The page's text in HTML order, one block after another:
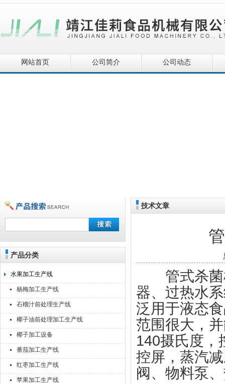
靖江佳莉食品机械有限公司
网站首页 公司简介 公司动态
产品分类
水果加工生产线
杨梅加工生产线
石榴汁前处理生产线
椰子油前处理加工生产线
椰子加工设备
番茄加工生产线
红枣加工生产线
苹果加工生产线
技术文章
管式杀菌
器、过热水
泛用于液态
范围很大，
140摄氏度，
控屏，蒸汽
阀、物料泵